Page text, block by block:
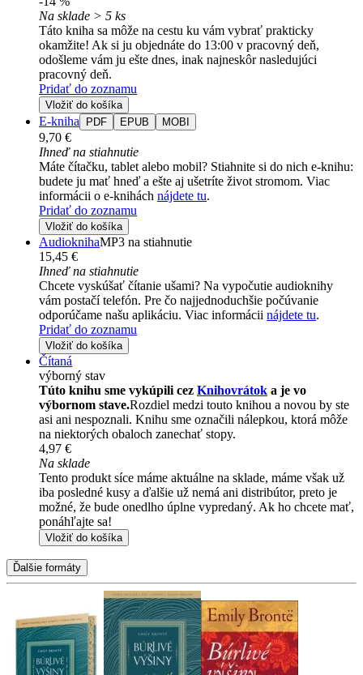
Na sklade > 5 ks
Táto kniha sa môže na cestu ku vám vybrať prakticky
okamžite! Ak si ju objednáte do 13:00 v pracovný deň,
odošleme vám ju ešte dnes, inak najneskôr nasledujúci
pracovný deň.
Pridať do zoznamu
Vložiť do košíka
E-kniha PDF EPUB MOBI
9,70 €
Ihneď na stiahnutie
Máte čítačku, tablet alebo mobil? Stiahnite si do nich e-knihu:
budete ju mať hneď a ešte aj ušetríte život stromom. Viac
informácii o e-knihách nájdete tu.
Pridať do zoznamu
Vložiť do košíka
AudioknihaMP3 na stiahnutie
15,45 €
Ihneď na stiahnutie
Chcete vyskúšať čítanie ušami? Na vypočutie audioknihy
vám postačí telefón. Pre čo najjednoduchšie počúvanie
odporúčame našu aplikáciu. Viac informácii nájdete tu.
Pridať do zoznamu
Vložiť do košíka
Čítaná
výborný stav
Túto knihu sme vykúpili cez Knihovrátok a je vo
výbornom stave.Rozdiel medzi touto knihou a novou by ste
asi ani nespoznali. Knihu sme označili nálepkou, ktorá môže
na niektorých obaloch zanechať stopy.
4,97 €
Na sklade
Tento produkt síce máme aktuálne na sklade, máme však už
iba posledné kusy a ďalšie už nemá ani distribútor, preto je
možné, že bude onedlho úplne vypredaný. Ak ho chcete mať,
ponáhľajte sa!
Vložiť do košíka
Ďalšie formáty